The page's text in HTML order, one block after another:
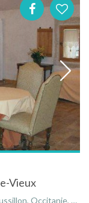
Vieux
Occitanie, France